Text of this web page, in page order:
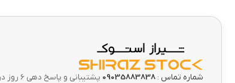
شماره تماس : 09035883838